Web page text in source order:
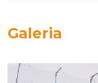
Galeria